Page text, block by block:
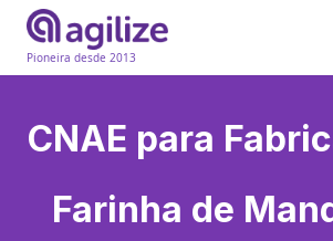
Pioneira desde 2013
CNAE para
Farinha de